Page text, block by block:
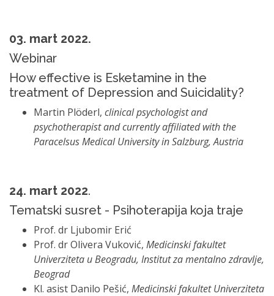
03. mart 2022.
Webinar
How effective is Esketamine in the
treatment of Depression and Suicidality?
Martin Plöderl, clinical psychologist and
psychotherapist and currently affiliated with the
Paracelsus Medical University in Salzburg, Austria
24. mart 2022.
Tematski susret - Psihoterapija koja traje
Prof. dr Ljubomir Erić
Prof. dr Olivera Vuković, Medicinski fakultet
Univerziteta u Beogradu, Institut za mentalno zdravlje,
Beograd
Kl. asist Danilo Pešić, Medicinski fakultet Univerziteta